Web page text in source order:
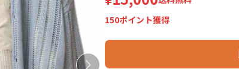
150ポイント獲得